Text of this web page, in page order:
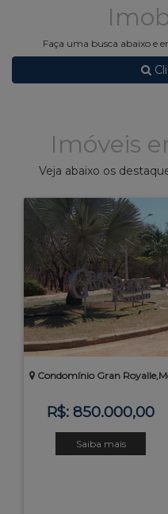
Faça uma busca abaixo e
Imóveis
Veja abaixo os
Condomínio Gran
R$: 850.000,00
Saiba mais